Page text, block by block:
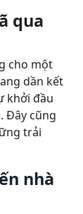
qua
cho một
dần kết
khởi đầu
Đây cũng
trải
nhà